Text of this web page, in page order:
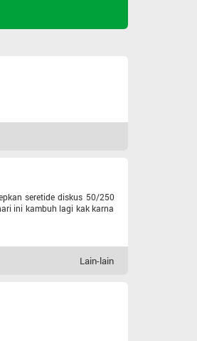
seretide diskus 50/250
ini kambuh lagi kak karna
Lain-lain